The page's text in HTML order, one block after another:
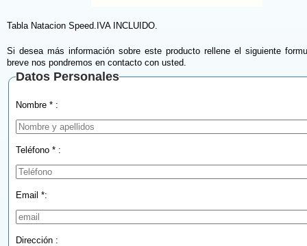
Tabla Natacion Speed.IVA INCLUIDO.
Si desea más información sobre este producto rellene el siguiente
breve nos pondremos en contacto con usted.
Datos Personales
Nombre * :
Teléfono * :
Email *:
Dirección :